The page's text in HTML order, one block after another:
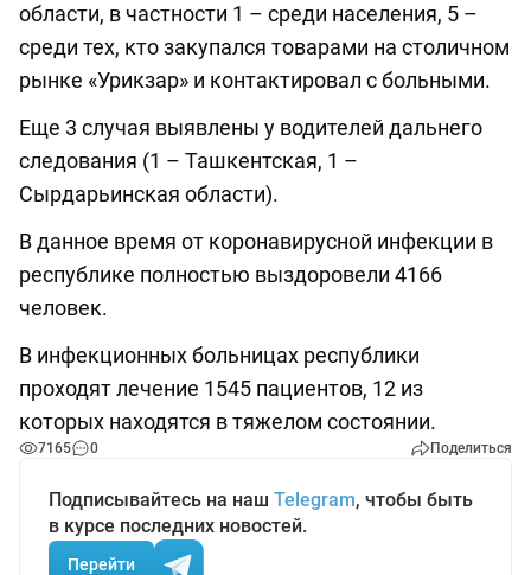
области, в частности 1 – среди населения, 5 –
среди тех, кто закупался товарами на столичном
рынке «Урикзар» и контактировал с больными.
Еще 3 случая выявлены у водителей дальнего
следования (1 – Ташкентская, 1 –
Сырдарьинская области).
В данное время от коронавирусной инфекции в
республике полностью выздоровели 4166
человек.
В инфекционных больницах республики
проходят лечение 1545 пациентов, 12 из
которых находятся в тяжелом состоянии.
7165 0 Поделиться
Подписывайтесь на наш Telegram, чтобы быть
в курсе последних новостей.
Перейти